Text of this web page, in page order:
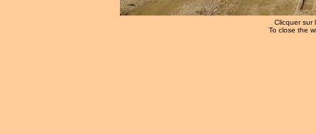
Clicquer sur
To close the